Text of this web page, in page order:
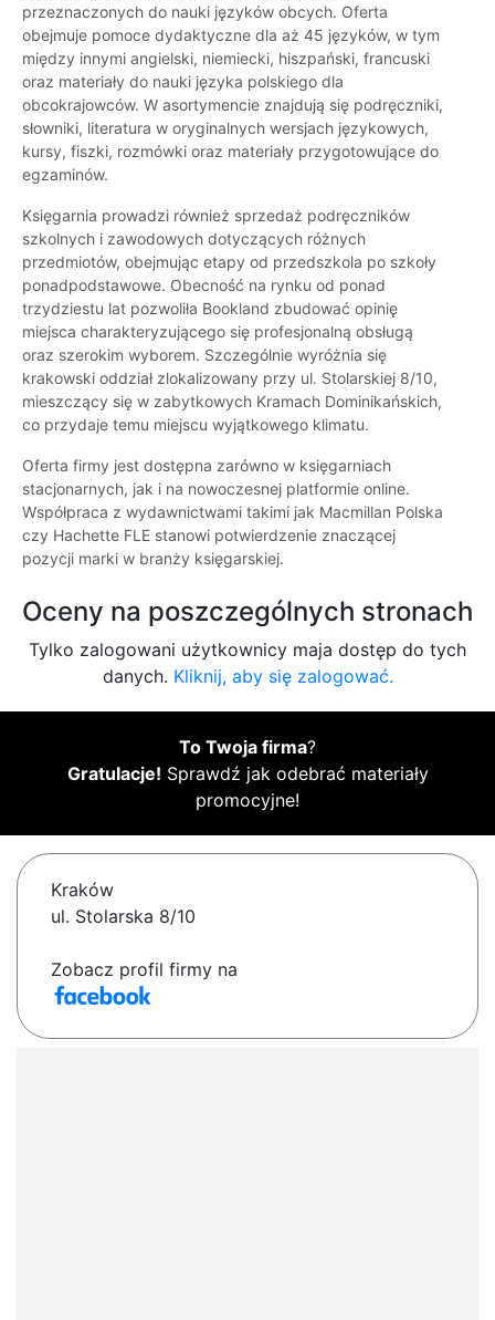
przeznaczonych do nauki języków obcych. Oferta
obejmuje pomoce dydaktyczne dla aż 45 języków, w tym
między innymi angielski, niemiecki, hiszpański, francuski
oraz materiały do nauki języka polskiego dla
obcokrajowców. W asortymencie znajdują się podręczniki,
słowniki, literatura w oryginalnych wersjach językowych,
kursy, fiszki, rozmówki oraz materiały przygotowujące do
egzaminów.
Księgarnia prowadzi również sprzedaż podręczników
szkolnych i zawodowych dotyczących różnych
przedmiotów, obejmując etapy od przedszkola po szkoły
ponadpodstawowe. Obecność na rynku od ponad
trzydziestu lat pozwoliła Bookland zbudować opinię
miejsca charakteryzującego się profesjonalną obsługą
oraz szerokim wyborem. Szczególnie wyróżnia się
krakowski oddział zlokalizowany przy ul. Stolarskiej 8/10,
mieszczący się w zabytkowych Kramach Dominikańskich,
co przydaje temu miejscu wyjątkowego klimatu.
Oferta firmy jest dostępna zarówno w księgarniach
stacjonarnych, jak i na nowoczesnej platformie online.
Współpraca z wydawnictwami takimi jak Macmillan Polska
czy Hachette FLE stanowi potwierdzenie znaczącej
pozycji marki w branży księgarskiej.
Oceny na poszczególnych stronach
Tylko zalogowani użytkownicy maja dostęp do tych
danych. Kliknij, aby się zalogować.
To Twoja firma?
Gratulacje! Sprawdź jak odebrać materiały
promocyjne!
Kraków
ul. Stolarska 8/10
Zobacz profil firmy na